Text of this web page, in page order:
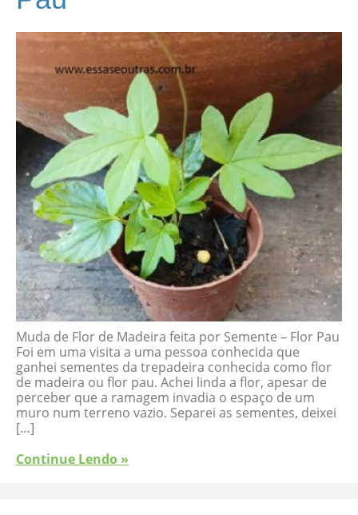
Muda de Flor de Madeira feita por Semente – Flor Pau
Foi em uma visita a uma pessoa conhecida que
ganhei sementes da trepadeira conhecida como flor
de madeira ou flor pau. Achei linda a flor, apesar de
perceber que a ramagem invadia o espaço de um
muro num terreno vazio. Separei as sementes, deixei
[…]
Continue Lendo »